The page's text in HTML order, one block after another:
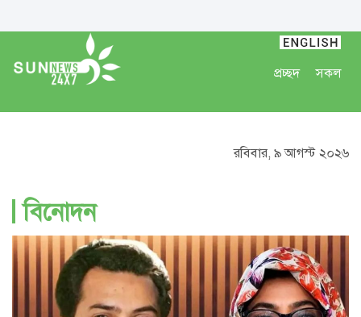
প্রচ্ছদ সকল
রবিবার, ৯ আগস্ট ২০২৬
বিনোদন